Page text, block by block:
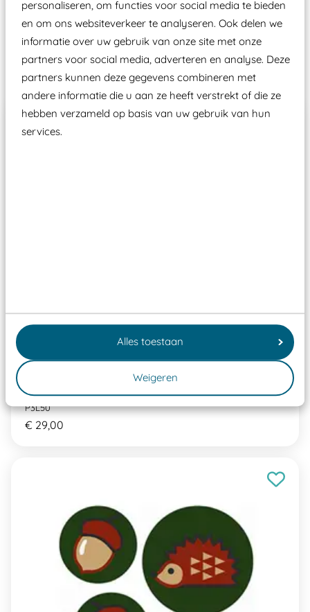
personaliseren, om functies voor social media te bieden
en om ons websiteverkeer te analyseren. Ook delen we
informatie over uw gebruik van onze site met onze
partners voor social media, adverteren en analyse. Deze
partners kunnen deze gegevens combineren met
andere informatie die u aan ze heeft verstrekt of die ze
hebben verzameld op basis van uw gebruik van hun
services.
Alles toestaan
Weigeren
Speeltoestellen vallen?
Past er goed bij
Pleinplakker Letters 50 cm
P3L50
€ 29,00